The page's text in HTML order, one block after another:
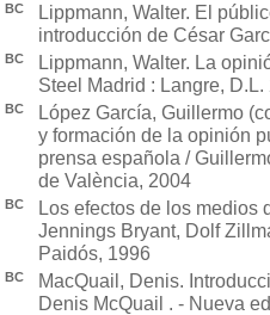
BC
Lippmann, Walter. El
introducción de César
BC
Lippmann, Walter. La
Steel Madrid : Langre, D.L.
BC
López García, Guillermo
y formación de la opinión
prensa española /
de València, 2004
BC
Los efectos de los medios
Jennings Bryant, Dolf
Paidós, 1996
BC
MacQuail, Denis.
Denis McQuail . - Nueva